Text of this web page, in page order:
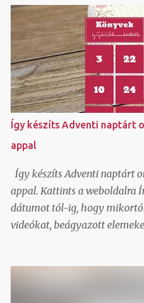
Természetesen
generálok egy
mert a futár magával hozza
Természetesen van egy
partnerként tudok
lehetőségek is hogy A-ból B-
átszállítsák és ehhez ők
nyomtató hiba miatt nem
hogy van olyan lehetőség is
cimkét legenerálom, és pdf-
kérem elhozatni hozzám a
Így készíts Adventi naptárt
appal
Így készíts Adventi naptárt
appal. Kattints a weboldalra
dátumot tól-ig, hogy
videókat, beágyazott